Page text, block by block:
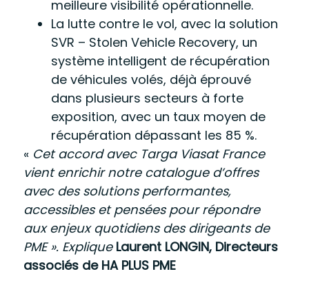
meilleure visibilité opérationnelle.
La lutte contre le vol, avec la solution
SVR – Stolen Vehicle Recovery, un
système intelligent de récupération
de véhicules volés, déjà éprouvé
dans plusieurs secteurs à forte
exposition, avec un taux moyen de
récupération dépassant les 85 %.
« Cet accord avec Targa Viasat France
vient enrichir notre catalogue d’offres
avec des solutions performantes,
accessibles et pensées pour répondre
aux enjeux quotidiens des dirigeants de
PME ». Explique Laurent LONGIN, Directeurs
associés de HA PLUS PME